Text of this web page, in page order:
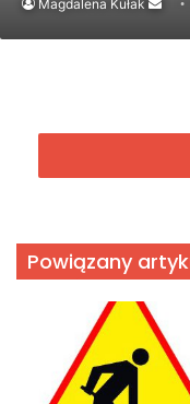
Magdalena Kułak
Powiązany